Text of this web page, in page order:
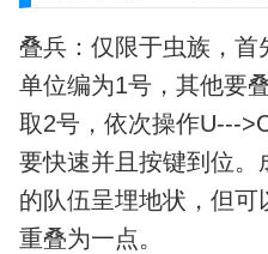
叠兵：仅限于虫族，首
单位编为1号，其他要
取2号，依次操作U---
要快速并且按键到位。
的队伍呈埋地状，但可
重叠为一点。